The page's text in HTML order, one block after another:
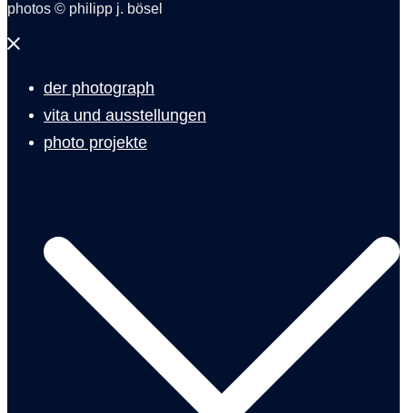
photos © philipp j. bösel
Menü
der photograph
vita und ausstellungen
photo projekte